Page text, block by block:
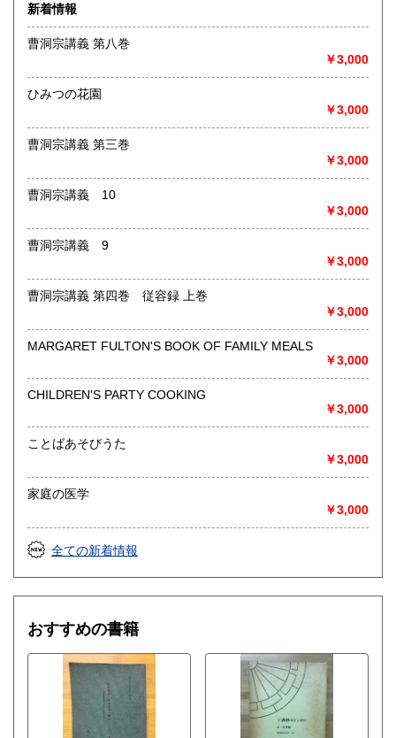
術・アート・建築・書道・理工学・東洋医学・ビジネス書・
武道・山岳・オカルト・幻想文学・サブカルチャー・70年
代、80年代アイドル・アニメ・漫画・雑誌・アダルト・マニ
◎メディア商品【ジャズ・ロック・クラシック・映画・アニ
メ・ゲーム・声優・アイドル・ビジネス・アダルト・車・バ
EP、カセット、ポスター、おもちゃ、グッズ、パンフレット
などマニアックなものを中心に高価買取
ンタイア・和本・漢籍・戦争㊙︎資料・書道具・茶道具・戦前
絵はがき・鳥瞰図・古地図・浮世絵・軸・拓本・印譜・エロ
グロ】など古いものの中には希少価値の高いものも多数ござ
いますので価値がないと処分される前に是非 ｢古本倶楽部｣ま
沿線名：-
営業時間：-
定休日：-
書籍の買取について
○出張費無料
○出張買取は通常、東海圏のみ
※お売り頂ける本の量や質が見込める場合は関東〜近畿エリ
ア要相談
例
【遺品整理で古い紙モノや道具など価値の有無が分からない
【神社仏閣、蔵の整理、中国古典籍など査定にかなりの専門
知識を要する】
場合などお気軽にご相談ください。
買取専用ダイヤル
050-3698-2626
-------------------------------------------
◎宅配買取◎
○30点より宅配送料無料
新着情報
曹洞宗講義 第八巻
￥3,000
ひみつの花園
￥3,000
曹洞宗講義 第三巻
￥3,000
曹洞宗講義 10
￥3,000
曹洞宗講義 9
￥3,000
曹洞宗講義 第四巻 従容録 上巻
￥3,000
MARGARET FULTON'S BOOK OF FAMILY MEALS
￥3,000
CHILDREN'S PARTY COOKING
￥3,000
ことばあそびうた
￥3,000
家庭の医学
￥3,000
全ての新着情報
おすすめの書籍